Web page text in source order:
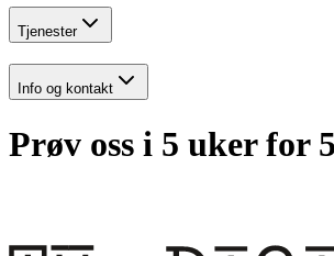
Tjenester
Info og kontakt
Prøv oss i 5 uker for